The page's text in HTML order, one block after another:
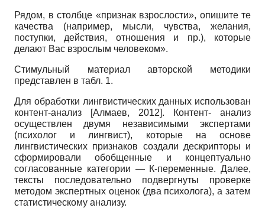
Рядом, в столбце «признак взрослости», опишите те
качества (например, мысли, чувства, желания,
поступки, действия, отношения и пр.), которые
делают Вас взрослым человеком».
Стимульный материал авторской методики
представлен в табл. 1.
Для обработки лингвистических данных использован
контент-анализ
[Алмаев, 2012]. Контент- анализ
осуществлен двумя независимыми экспертами
(психолог и лингвист), которые на основе
лингвистических признаков создали дескрипторы и
сформировали обобщенные и концептуально
согласованные категории — К-переменные. Далее,
тексты последовательно подвергнуты проверке
методом экспертных оценок (два психолога), а затем
статистическому анализу.